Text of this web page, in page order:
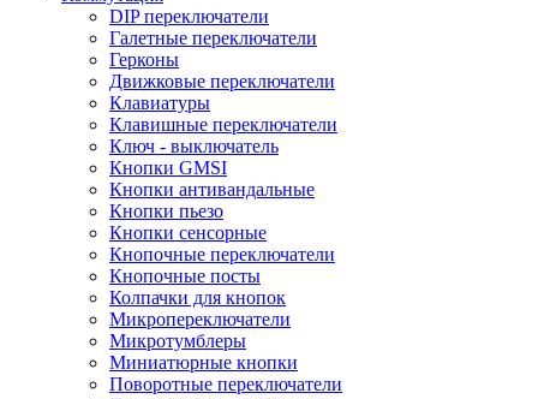
DIP переключатели
Галетные переключатели
Герконы
Движковые переключатели
Клавиатуры
Клавишные переключатели
Ключ - выключатель
Кнопки GMSI
Кнопки антивандальные
Кнопки пьезо
Кнопки сенсорные
Кнопочные переключатели
Кнопочные посты
Колпачки для кнопок
Микропереключатели
Микротумблеры
Миниатюрные кнопки
Поворотные переключатели